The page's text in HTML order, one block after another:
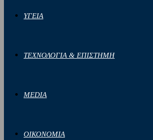
ΥΓΕΙΑ
ΤΕΧΝΟΛΟΓΙΑ & ΕΠΙΣΤΗΜΗ
MEDIA
ΟΙΚΟΝΟΜΙΑ